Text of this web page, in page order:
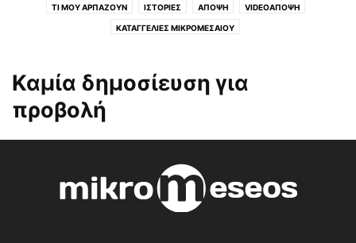
ΤΙ ΜΟΥ ΑΡΠΆΖΟΥΝ ΙΣΤΟΡΊΕΣ ΆΠΟΨΗ VIDEOΆΠΟΨΗ
ΚΑΤΑΓΓΕΛΊΕΣ ΜΙΚΡΟΜΕΣΑΊΟΥ
Καμία δημοσίευση για
προβολή